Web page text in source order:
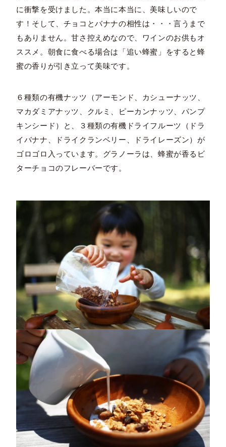
に衝撃を受けました。本当に本当に、美味しいので
す！そして、チョコとバナナの相性は・・・言うまで
もありません。甘さ控えめなので、ワインのお供もオ
ススメ。朝食に食べる場合は「追い蜂蜜」をすると蜂
蜜の香りが引き立って美味です。
６種類の有機ナッツ（アーモンド、カシューナッツ、
マカダミアナッツ、クルミ、ピーカンナッツ、パンプ
キンシード）と、３種類の有機ドライフルーツ（ドラ
イバナナ、ドライクランベリー、ドライレーズン）が
ゴロゴロ入っています。グラノーラは、蜂蜜が香るビ
ターチョコのフレーバーです。